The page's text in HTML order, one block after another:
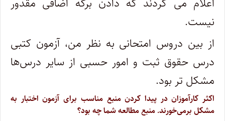
نیست.
از بین دروس امتحانی به نظر من، آزمون کتبی
درس حقوق ثبت و امور حسبی از سایر درس‌ها
مشکل تر بود.
اکثر کارآموزان در پیدا کردن منبع مناسب برای آزمون اختبار به
مشکل برمی‌خورند. منبع مطالعه شما چه بود؟